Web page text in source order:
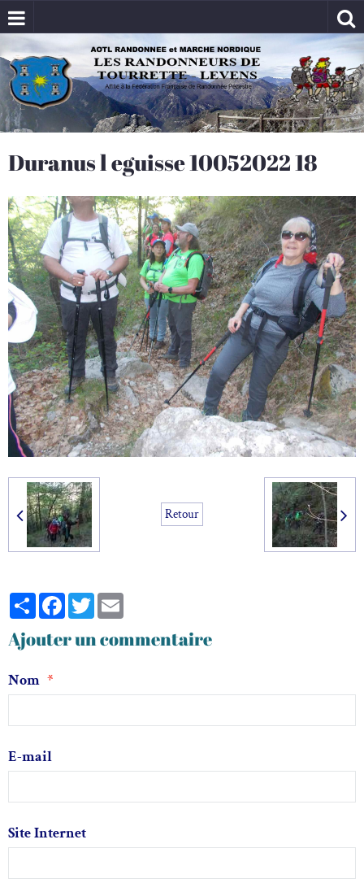
Duranus l eguisse 10052022 18
Retour
PartagerFacebook
Twitter
Ajouter un commentaire
Nom
E-mail
Site Internet